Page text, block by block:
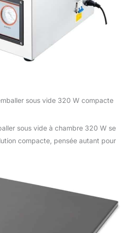
sous vide 320 W compacte
sous vide à chambre 320 W se
compacte, pensée autant pour